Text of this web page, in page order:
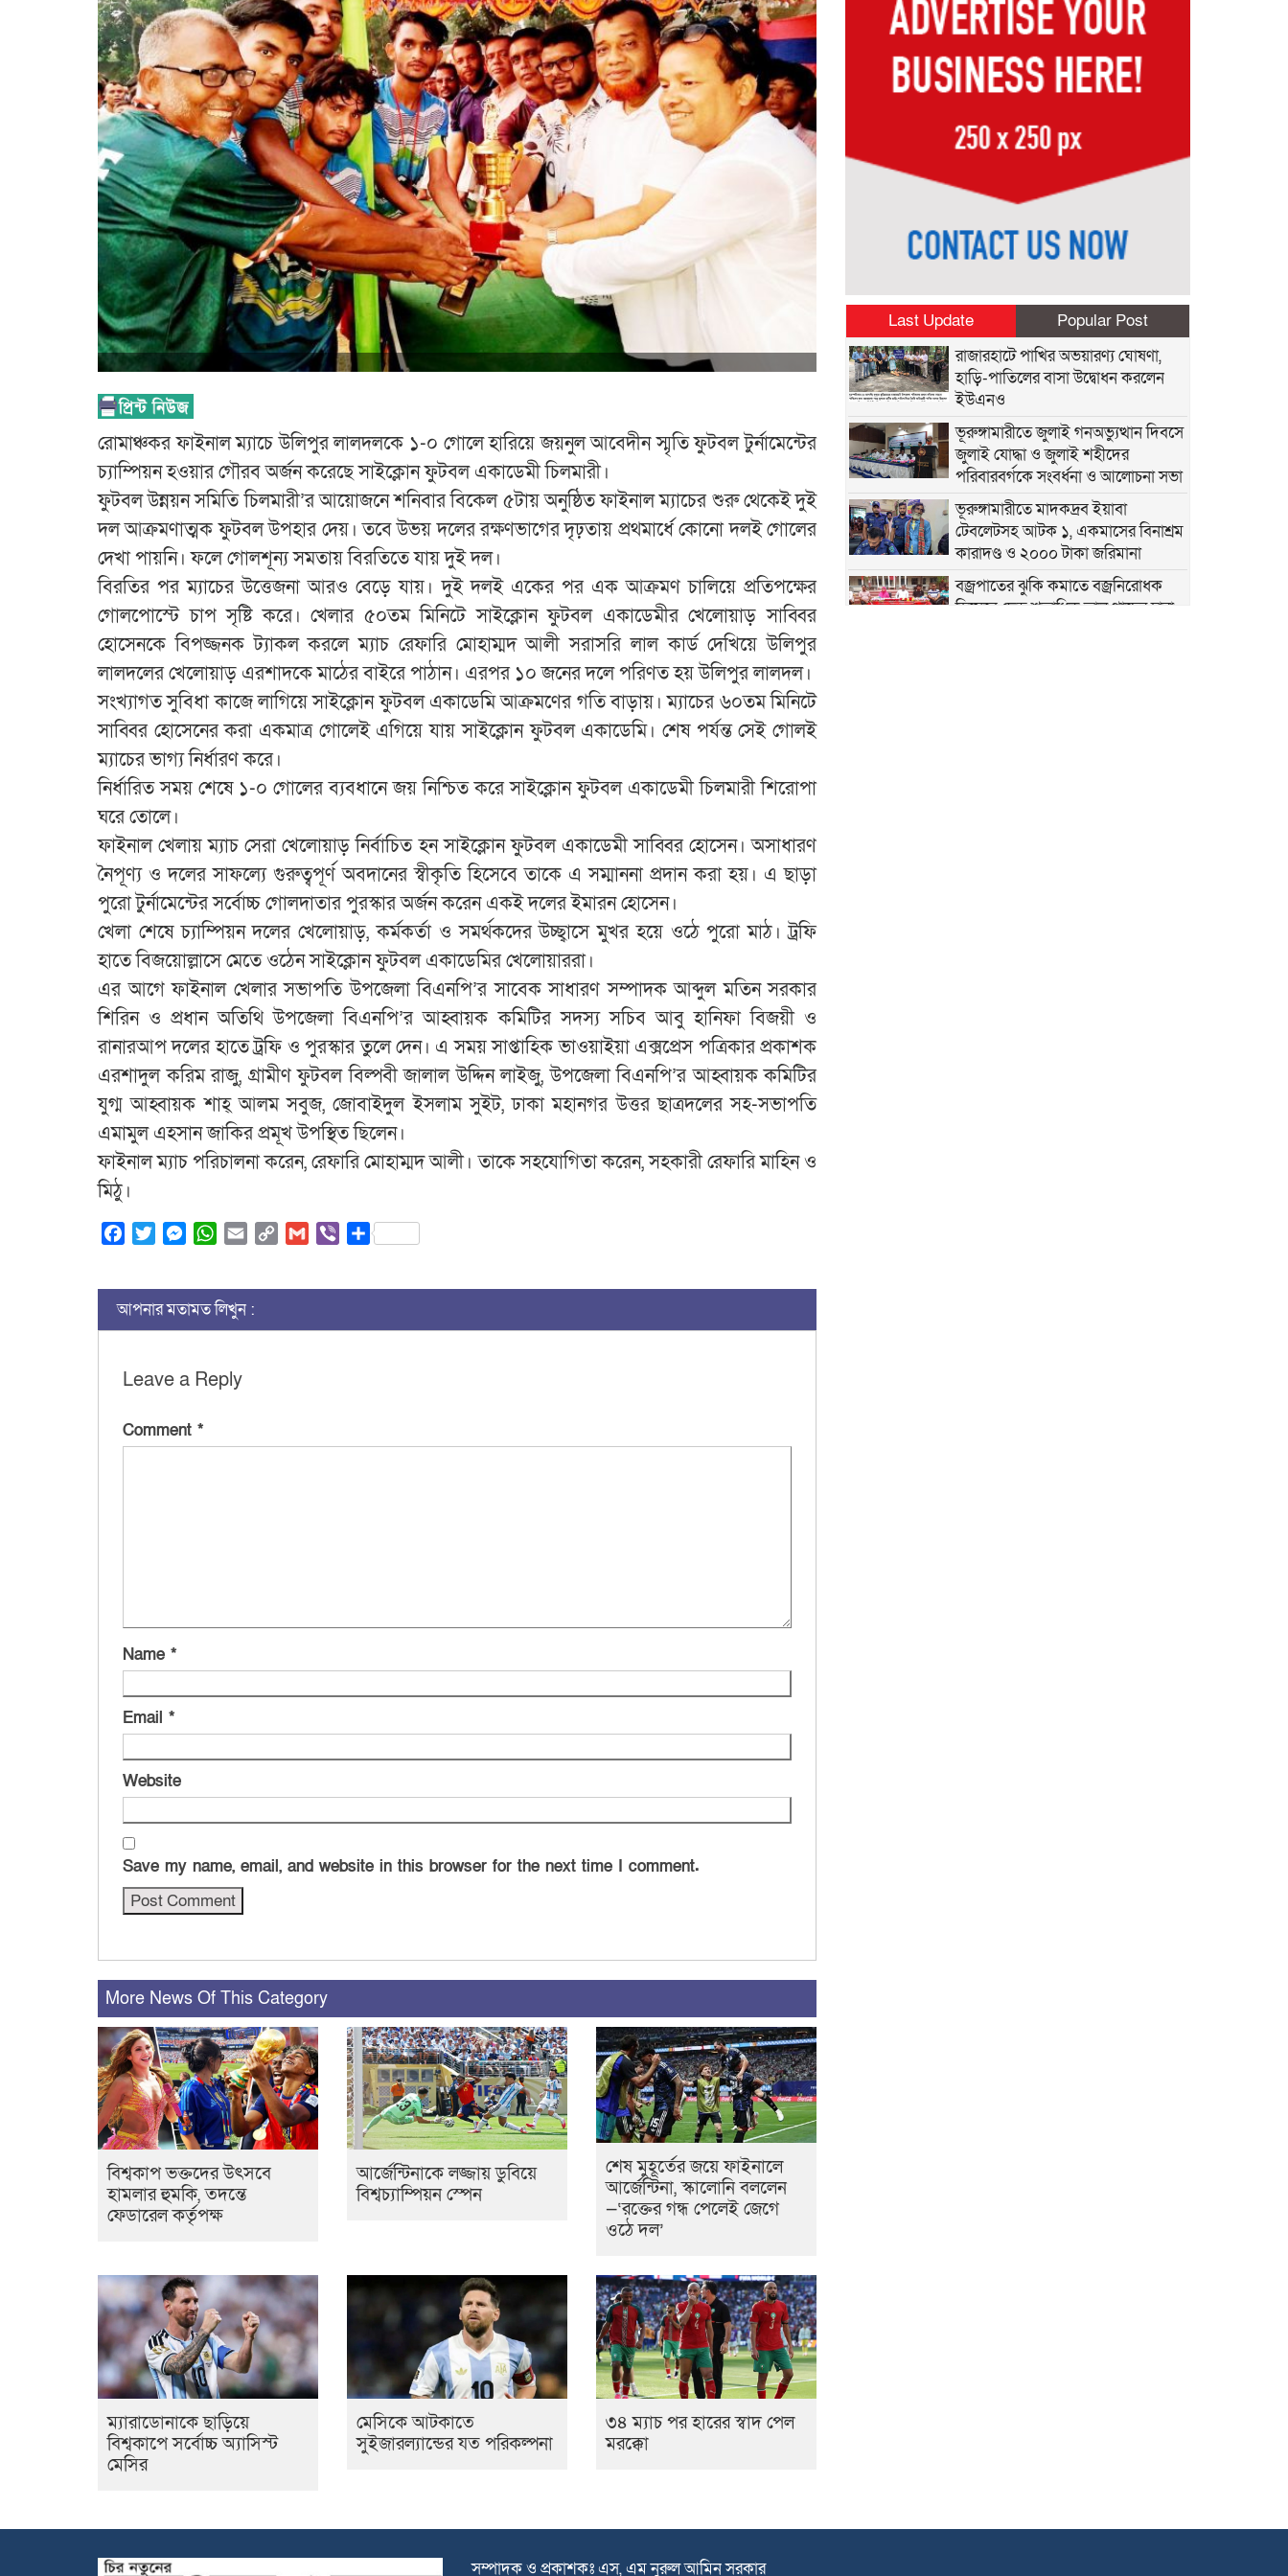
রোমাঞ্চকর ফাইনাল ম্যাচে উলিপুর লালদলকে ১-০ গোলে হারিয়ে জয়নুল আবেদীন স্মৃতি ফুটবল টুর্নামেন্টের
চ্যাম্পিয়ন হওয়ার গৌরব অর্জন করেছে সাইক্লোন ফুটবল একাডেমী চিলমারী।
ফুটবল উন্নয়ন সমিতি চিলমারী’র আয়োজনে শনিবার বিকেল ৫টায় অনুষ্ঠিত ফাইনাল ম্যাচের শুরু থেকেই দুই
দল আক্রমণাত্মক ফুটবল উপহার দেয়। তবে উভয় দলের রক্ষণভাগের দৃঢ়তায় প্রথমার্ধে কোনো দলই গোলের
দেখা পায়নি। ফলে গোলশূন্য সমতায় বিরতিতে যায় দুই দল।
বিরতির পর ম্যাচের উত্তেজনা আরও বেড়ে যায়। দুই দলই একের পর এক আক্রমণ চালিয়ে প্রতিপক্ষের
গোলপোস্টে চাপ সৃষ্টি করে। খেলার ৫০তম মিনিটে সাইক্লোন ফুটবল একাডেমীর খেলোয়াড় সাব্বির
হোসেনকে বিপজ্জনক ট্যাকল করলে ম্যাচ রেফারি মোহাম্মদ আলী সরাসরি লাল কার্ড দেখিয়ে উলিপুর
লালদলের খেলোয়াড় এরশাদকে মাঠের বাইরে পাঠান। এরপর ১০ জনের দলে পরিণত হয় উলিপুর লালদল।
সংখ্যাগত সুবিধা কাজে লাগিয়ে সাইক্লোন ফুটবল একাডেমি আক্রমণের গতি বাড়ায়। ম্যাচের ৬০তম মিনিটে
সাব্বির হোসেনের করা একমাত্র গোলেই এগিয়ে যায় সাইক্লোন ফুটবল একাডেমি। শেষ পর্যন্ত সেই গোলই
ম্যাচের ভাগ্য নির্ধারণ করে।
নির্ধারিত সময় শেষে ১-০ গোলের ব্যবধানে জয় নিশ্চিত করে সাইক্লোন ফুটবল একাডেমী চিলমারী শিরোপা
ঘরে তোলে।
ফাইনাল খেলায় ম্যাচ সেরা খেলোয়াড় নির্বাচিত হন সাইক্লোন ফুটবল একাডেমী সাব্বির হোসেন। অসাধারণ
নৈপূণ্য ও দলের সাফল্যে গুরুত্বপূর্ণ অবদানের স্বীকৃতি হিসেবে তাকে এ সম্মাননা প্রদান করা হয়। এ ছাড়া
পুরো টুর্নামেন্টের সর্বোচ্চ গোলদাতার পুরস্কার অর্জন করেন একই দলের ইমারন হোসেন।
খেলা শেষে চ্যাম্পিয়ন দলের খেলোয়াড়, কর্মকর্তা ও সমর্থকদের উচ্ছ্বাসে মুখর হয়ে ওঠে পুরো মাঠ। ট্রফি
হাতে বিজয়োল্লাসে মেতে ওঠেন সাইক্লোন ফুটবল একাডেমির খেলোয়াররা।
এর আগে ফাইনাল খেলার সভাপতি উপজেলা বিএনপি’র সাবেক সাধারণ সম্পাদক আব্দুল মতিন সরকার
শিরিন ও প্রধান অতিথি উপজেলা বিএনপি’র আহ্বায়ক কমিটির সদস্য সচিব আবু হানিফা বিজয়ী ও
রানারআপ দলের হাতে ট্রফি ও পুরস্কার তুলে দেন। এ সময় সাপ্তাহিক ভাওয়াইয়া এক্সপ্রেস পত্রিকার প্রকাশক
এরশাদুল করিম রাজু, গ্রামীণ ফুটবল বিল্পবী জালাল উদ্দিন লাইজু, উপজেলা বিএনপি’র আহ্বায়ক কমিটির
যুগ্ম আহ্বায়ক শাহ্ আলম সবুজ, জোবাইদুল ইসলাম সুইট, ঢাকা মহানগর উত্তর ছাত্রদলের সহ-সভাপতি
এমামুল এহসান জাকির প্রমূখ উপস্থিত ছিলেন।
ফাইনাল ম্যাচ পরিচালনা করেন, রেফারি মোহাম্মদ আলী। তাকে সহযোগিতা করেন, সহকারী রেফারি মাহিন ও
মিঠু।
FacebookTwitterMessenger
WhatsApp
Email Copy
Gmail ViberShare
আপনার মতামত লিখুন :
Leave a Reply
Comment *
Name *
Email *
Website
Save my name, email, and website in this browser for the next time I comment.
More News Of This Category
বিশ্বকাপ ভক্তদের উৎসবে
হামলার হুমকি, তদন্তে
ফেডারেল কর্তৃপক্ষ
আর্জেন্টিনাকে লজ্জায় ডুবিয়ে
বিশ্বচ্যাম্পিয়ন স্পেন
শেষ মুহূর্তের জয়ে ফাইনালে
আর্জেন্টিনা, স্কালোনি বললেন
—‘রক্তের গন্ধ পেলেই জেগে
ওঠে দল’
ম্যারাডোনাকে ছাড়িয়ে
বিশ্বকাপে সর্বোচ্চ অ্যাসিস্ট
মেসির
মেসিকে আটকাতে
সুইজারল্যান্ডের যত পরিকল্পনা
৩৪ ম্যাচ পর হারের স্বাদ পেল
মরক্কো
Last Update
Popular Post
রাজারহাটে পাখির অভয়ারণ্য ঘোষণা,
হাড়ি-পাতিলের বাসা উদ্বোধন করলেন
ইউএনও
ভূরুঙ্গামারীতে জুলাই গনঅভ্যুত্থান দিবসে
জুলাই যোদ্ধা ও জুলাই শহীদের
পরিবারবর্গকে সংবর্ধনা ও আলোচনা সভা
ভূরুঙ্গামারীতে মাদকদ্রব ইয়াবা
টেবলেটসহ আটক ১, একমাসের বিনাশ্রম
কারাদণ্ড ও ২০০০ টাকা জরিমানা
বজ্রপাতের ঝুকি কমাতে বজ্রনিরোধক
হিসেবে দেড় শতাধিক তাল গাছের চারা
সম্পাদক ও প্রকাশকঃ এস, এম নুরুল আমিন সরকার